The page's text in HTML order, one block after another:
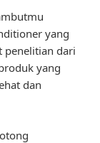
yang
penelitian dari
yang
dan